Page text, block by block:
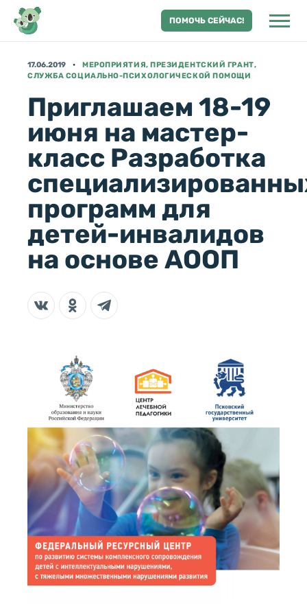
ПОМОЧЬ СЕЙЧАС!
17.06.2019
МЕРОПРИЯТИЯ, ПРЕЗИДЕНТСКИЙ ГРАНТ,
СЛУЖБА СОЦИАЛЬНО-ПСИХОЛОГИЧЕСКОЙ ПОМОЩИ
Приглашаем 18-19
июня на мастер-
класс Разработка
программ для
детей-инвалидов
на основе АООП